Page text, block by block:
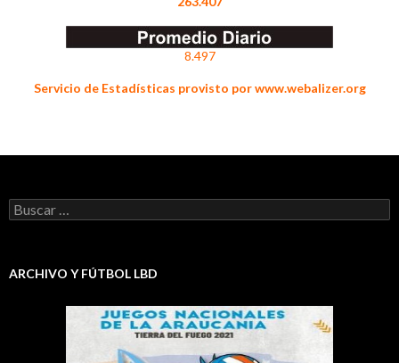
8.497
Servicio de Estadísticas provisto por www.webalizer.org
Buscar:
ARCHIVO Y FÚTBOL LBD